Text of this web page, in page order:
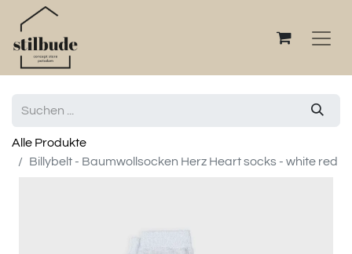
Alle Produkte
Billybelt - Baumwollsocken Herz Heart socks - white red